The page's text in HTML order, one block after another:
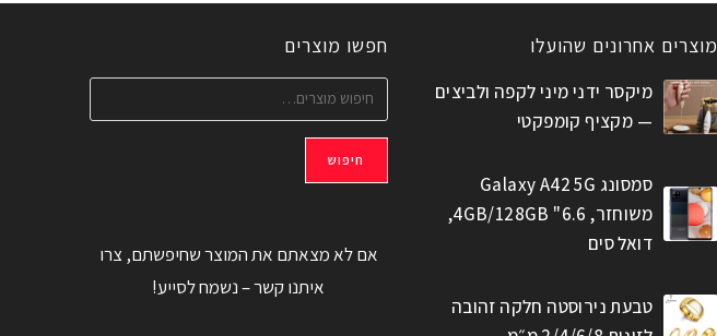
מוצרים אחרונים שהועלו
מיקסר ידני מיני לקפה ולביצים
— מקציף קומפקטי
סמסונג Galaxy A42 5G
משוחזר, 6.6" 4GB/128GB,
דואל סים
טבעת נירוסטה חלקה זהובה
חפשו מוצרים
חיפוש
אם לא מצאתם את המוצר שחיפשתם, צרו
איתנו קשר – נשמח לסייע!